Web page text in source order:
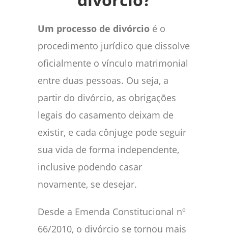
Um processo de divórcio é o
procedimento jurídico que dissolve
oficialmente o vínculo matrimonial
entre duas pessoas. Ou seja, a
partir do divórcio, as obrigações
legais do casamento deixam de
existir, e cada cônjuge pode seguir
sua vida de forma independente,
inclusive podendo casar
novamente, se desejar.
Desde a Emenda Constitucional nº
66/2010, o divórcio se tornou mais